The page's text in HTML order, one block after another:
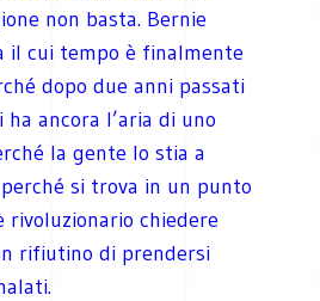
non basta. Bernie
il cui tempo è finalmente
dopo due anni passati
ancora l’aria di uno
la gente lo stia a
si trova in un punto
chiedere
rifiutino di prendersi